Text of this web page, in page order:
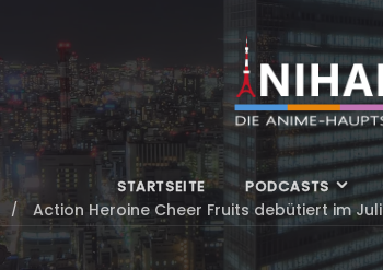
STARTSEITE PODCASTS
Action Heroine Cheer Fruits debütiert im Juli